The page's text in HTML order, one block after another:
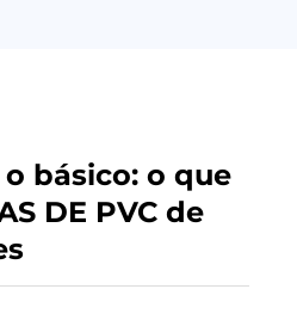
básico: o que
DE PVC de